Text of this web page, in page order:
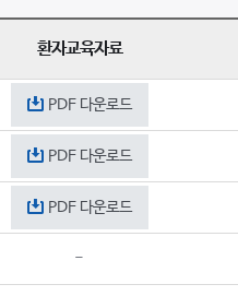
환자교육자료
PDF 다운로드
PDF 다운로드
PDF 다운로드
-